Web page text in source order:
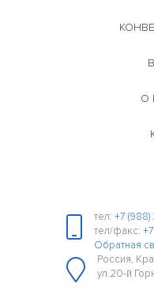
О
тел: +7
тел/факс:
Обратная
Россия,
ул.20-й